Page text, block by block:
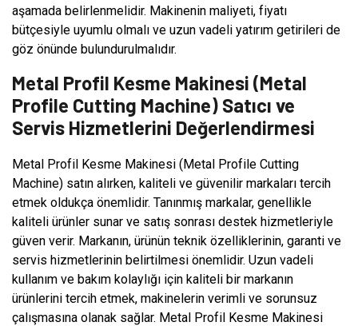
aşamada belirlenmelidir. Makinenin maliyeti, fiyatı
bütçesiyle uyumlu olmalı ve uzun vadeli yatırım getirileri de
göz önünde bulundurulmalıdır.
Metal Profil Kesme Makinesi (Metal
Profile Cutting Machine) Satıcı ve
Servis Hizmetlerini Değerlendirmesi
Metal Profil Kesme Makinesi (Metal Profile Cutting
Machine) satın alırken, kaliteli ve güvenilir markaları tercih
etmek oldukça önemlidir. Tanınmış markalar, genellikle
kaliteli ürünler sunar ve satış sonrası destek hizmetleriyle
güven verir. Markanın, ürünün teknik özelliklerinin, garanti ve
servis hizmetlerinin belirtilmesi önemlidir. Uzun vadeli
kullanım ve bakım kolaylığı için kaliteli bir markanın
ürünlerini tercih etmek, makinelerin verimli ve sorunsuz
çalışmasına olanak sağlar. Metal Profil Kesme Makinesi